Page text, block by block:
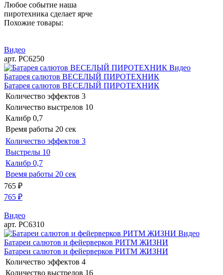
Любое событие наша
пиротехника сделает ярче
Похожие товары:
Видео
арт. РС6250
Видео
Батарея салютов ВЕСЕЛЫЙ ПИРОТЕХНИК
Батарея салютов ВЕСЕЛЫЙ ПИРОТЕХНИК
Количество эффектов 3
Количество выстрелов 10
Калибр 0,7
Время работы 20 сек
Количество эффектов 3
Выстрелы 10
Калибр 0,7
Время работы 20 сек
765 ₽
765 ₽
Видео
арт. РС6310
Видео
Батареи салютов и фейерверков РИТМ ЖИЗНИ
Батареи салютов и фейерверков РИТМ ЖИЗНИ
Количество эффектов 4
Количество выстрелов 16